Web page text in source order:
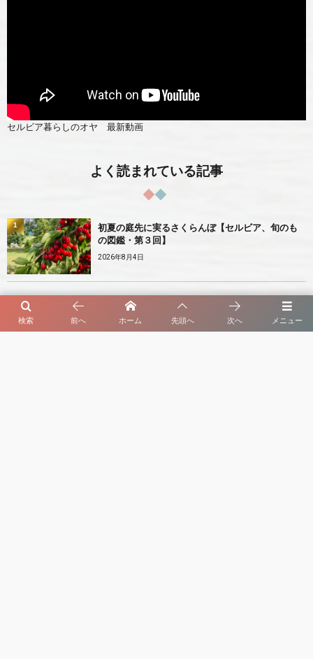
セルビア暮らしのオヤ 最新動画
よく読まれている記事
初夏の庭先に実るさくらんぼ【セルビア、旬のも
の図鑑・第３回】
2026年8月4日
1
メニュー
検索 前へ ホーム 先頭へ 次へ